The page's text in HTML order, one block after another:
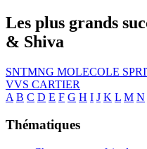
Les plus grands
& Shiva
SNTMNG MOLECOLE
VVS CARTIER
A B C D E F G H I J K L M N
Thématiques